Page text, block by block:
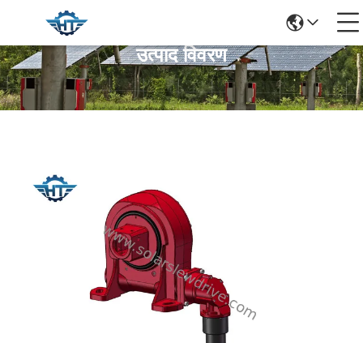
उत्पाद विवरण